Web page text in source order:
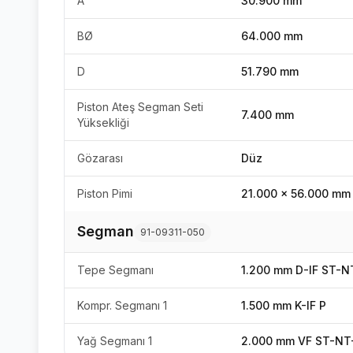
BØ 64.000 mm
D 51.790 mm
Piston Ateş Segman Seti
Yüksekliği
7.400 mm
Gözarası Düz
Piston Pimi 21.000 x 56.000 mm
Segman 91-09311-050
Tepe Segmanı 1.200 mm D-IF ST-
Kompr. Segmanı 1 1.500 mm K-IF P
Yağ Segmanı 1 2.000 mm VF ST-